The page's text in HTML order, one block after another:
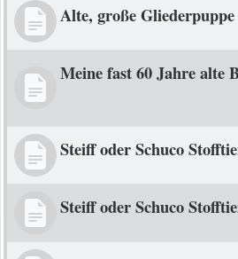
Alte, große Gliederpuppe
Meine fast 60 Jahre alte
Steiff oder Schuco
Steiff oder Schuco